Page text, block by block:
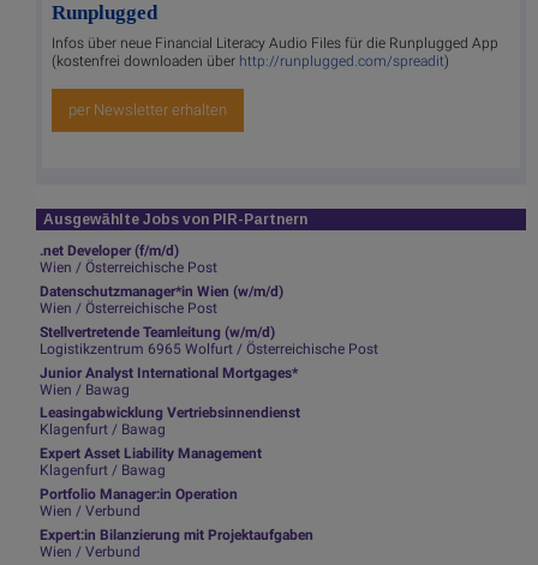
Runplugged
Infos über neue Financial Literacy Audio Files für die Runplugged App
(kostenfrei downloaden über http://runplugged.com/spreadit)
per Newsletter erhalten
Ausgewählte Jobs von PIR-Partnern
.net Developer (f/m/d)
Wien / Österreichische Post
Datenschutzmanager*in Wien (w/m/d)
Wien / Österreichische Post
Stellvertretende Teamleitung (w/m/d)
Logistikzentrum 6965 Wolfurt / Österreichische Post
Junior Analyst International Mortgages*
Wien / Bawag
Leasingabwicklung Vertriebsinnendienst
Klagenfurt / Bawag
Expert Asset Liability Management
Klagenfurt / Bawag
Portfolio Manager:in Operation
Wien / Verbund
Expert:in Bilanzierung mit Projektaufgaben
Wien / Verbund